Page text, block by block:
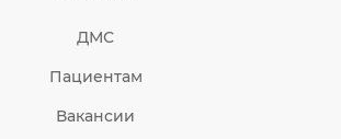
ДМС
Пациентам
Вакансии